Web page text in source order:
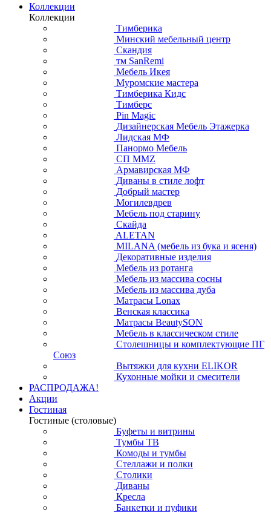
Коллекции
Коллекции
Тимберика
Минский мебельный центр
Скандия
тм SanRemi
Мебель Икея
Муромские мастера
Тимберика Кидс
Тимберс
Pin Magic
Дизайнерская Мебель Этажерка
Лидская МФ
Панормо Мебель
СП ММZ
Армавирская МФ
Диваны в стиле лофт
Добрый мастер
Могилевдрев
Мебель под старину
Скайда
ALETAN
MILANA (мебель из бука и ясеня)
Декоративные изделия
Мебель из ротанга
Мебель из массива сосны
Мебель из массива дуба
Матрасы Lonax
Венская классика
Матрасы BeautySON
Мебель в классическом стиле
Столешницы и комплектующие ПГ
Союз
Вытяжки для кухни ELIKOR
Кухонные мойки и смесители
РАСПРОДАЖА!
Акции
Гостиная
Гостиные (столовые)
Буфеты и витрины
Тумбы ТВ
Комоды и тумбы
Стеллажи и полки
Столики
Диваны
Кресла
Банкетки и пуфики